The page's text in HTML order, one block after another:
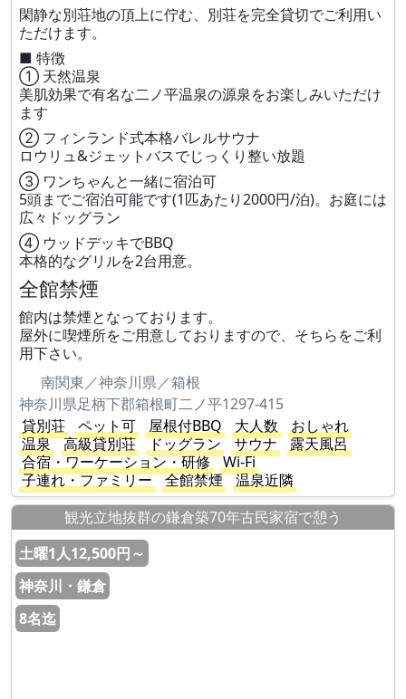
閑静な別荘地の頂上に佇む、別荘を完全貸切でご利用い
ただけます。
■ 特徴
① 天然温泉
美肌効果で有名な二ノ平温泉の源泉をお楽しみいただけ
ます
② フィンランド式本格バレルサウナ
ロウリュ&ジェットバスでじっくり整い放題
③ ワンちゃんと一緒に宿泊可
5頭までご宿泊可能です(1匹あたり2000円/泊)。お庭には
広々ドッグラン
④ ウッドデッキでBBQ
本格的なグリルを2台用意。
全館禁煙
館内は禁煙となっております。
屋外に喫煙所をご用意しておりますので、そちらをご利
用下さい。
南関東／神奈川県／箱根
神奈川県足柄下郡箱根町二ノ平1297-415
貸別荘
ペット可 屋根付BBQ 大人数
おしゃれ
温泉
高級貸別荘 ドッグラン サウナ
露天風呂
合宿・ワーケーション・研修
Wi-Fi
子連れ・ファミリー
全館禁煙
温泉近隣
観光立地抜群の鎌倉築70年古民家宿で憩う
土曜1人12,500円～
神奈川・鎌倉
8名迄